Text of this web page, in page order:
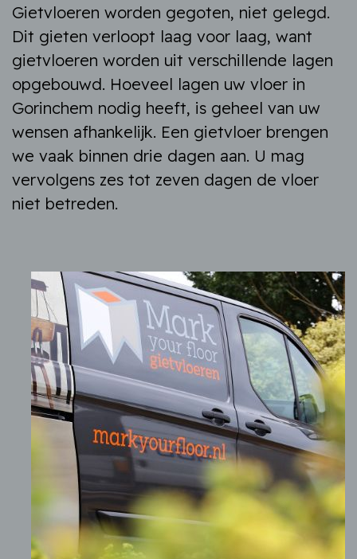
Gietvloeren worden gegoten, niet gelegd.
Dit gieten verloopt laag voor laag, want
gietvloeren worden uit verschillende lagen
opgebouwd. Hoeveel lagen uw vloer in
Gorinchem nodig heeft, is geheel van uw
wensen afhankelijk. Een gietvloer brengen
we vaak binnen drie dagen aan. U mag
vervolgens zes tot zeven dagen de vloer
niet betreden.